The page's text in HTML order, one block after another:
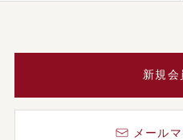
新規会
メール